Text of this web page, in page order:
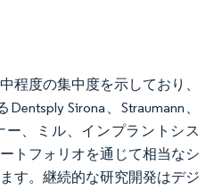
程度の集中度を示しており、
Sirona、Straumann、
ー、ミル、インプラントシス
トフォリオを通じて相当なシ
す。継続的な研究開発はデジ